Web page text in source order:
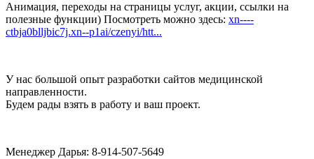
Анимация, переходы на страницы услуг, акции, ссылки на
полезные функции) Посмотреть можно здесь: xn----
ctbja0blljbic7j.xn--p1ai/czenyi/htt...
У нас большой опыт разработки сайтов медицинской
направленности.
Будем рады взять в работу и ваш проект.
Менеджер Дарья: 8-914-507-5649